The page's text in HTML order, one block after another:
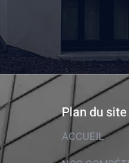
Plan du site
ACCUEIL